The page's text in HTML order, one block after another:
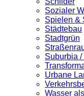
Sozialer
Spielen &
Städtebau
Stadtgrün
Suburbia /
Urbane
Wasser